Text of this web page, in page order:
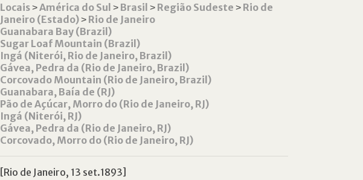
Locais˃América do Sul ˃ Brasil ˃ Região Sudeste ˃ Rio de
Janeiro (Estado)˃ Rio de Janeiro
Guanabara Bay (Brazil)
Sugar Loaf Mountain (Brazil)
Ingá (Niterói, Rio de Janeiro, Brazil)
Gávea, Pedra da (Rio de Janeiro, Brazil)
Corcovado Mountain (Rio de Janeiro, Brazil)
Guanabara, Baía de (RJ)
Pão de Açúcar, Morro do (Rio de Janeiro, RJ)
Ingá (Niterói, RJ)
Gávea, Pedra da (Rio de Janeiro, RJ)
Corcovado, Morro do (Rio de Janeiro, RJ)
[Rio de Janeiro, 13 set.1893]